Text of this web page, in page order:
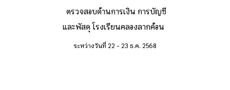
ตรวจสอบด้านการเงิน การบัญชี
และพัสดุ โรงเรียนคลองลากค้อน
ระหว่างวันที่ 22 - 23 ธ.ค. 2568